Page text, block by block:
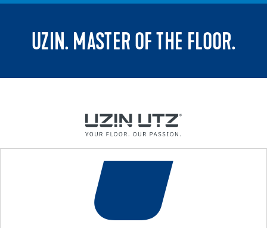
UZIN. MASTER OF THE FLOOR.